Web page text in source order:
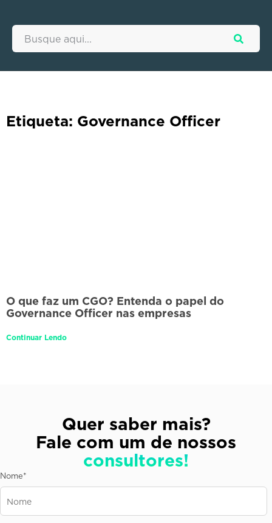
Etiqueta: Governance Officer
O que faz um CGO? Entenda o papel do
Governance Officer nas empresas
Continuar Lendo
Quer saber mais?
Fale com um de nossos
consultores!
Nome*